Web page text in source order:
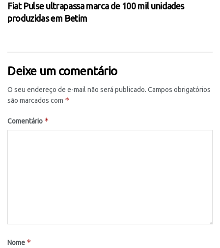
Fiat Pulse ultrapassa marca de 100 mil unidades
produzidas em Betim
Deixe um comentário
O seu endereço de e-mail não será publicado. Campos obrigatórios
são marcados com *
Comentário *
Nome *